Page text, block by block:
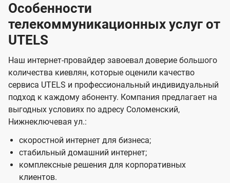
Особенности
телекоммуникационных услуг от
UTELS
Наш интернет-провайдер завоевал доверие большого
количества киевлян, которые оценили качество
сервиса UTELS и профессиональный индивидуальный
подход к каждому абоненту. Компания предлагает на
выгодных условиях по адресу Соломенский,
Нижнеключевая ул.:
скоростной интернет для бизнеса;
стабильный домашний интернет;
комплексные решения для корпоративных
клиентов.